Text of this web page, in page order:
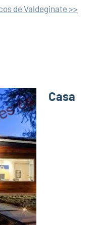
de Valdeginate >>
Casa